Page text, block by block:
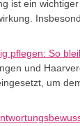
ist ein
pflegen: So
und
um